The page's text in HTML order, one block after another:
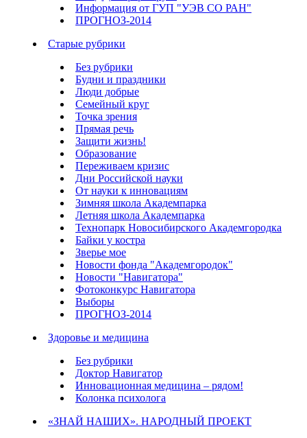
Информация от ГУП "УЭВ СО РАН"
ПРОГНОЗ-2014
Старые рубрики
Без рубрики
Будни и праздники
Люди добрые
Семейный круг
Точка зрения
Прямая речь
Защити жизнь!
Образование
Переживаем кризис
Дни Российской науки
От науки к инновациям
Зимняя школа Академпарка
Летняя школа Академпарка
Технопарк Новосибирского Академгородка
Байки у костра
Зверье мое
Новости фонда "Академгородок"
Новости "Навигатора"
Фотоконкурс Навигатора
Выборы
ПРОГНОЗ-2014
Здоровье и медицина
Без рубрики
Доктор Навигатор
Инновационная медицина – рядом!
Колонка психолога
«ЗНАЙ НАШИХ». НАРОДНЫЙ ПРОЕКТ